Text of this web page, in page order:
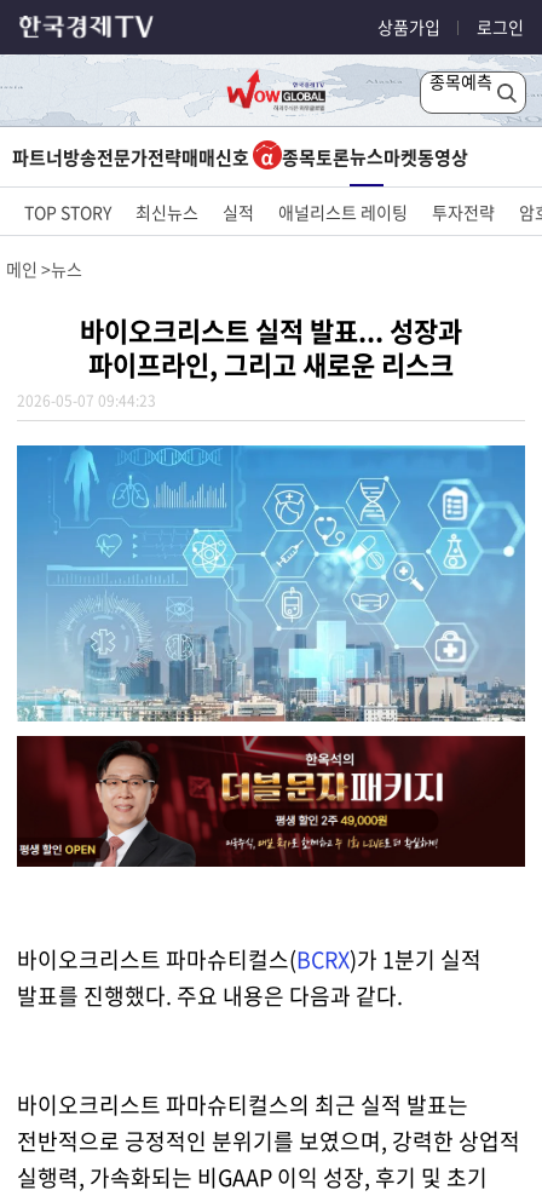
상품가입 로그인
종목예측
파트너방송전문가전략매매신호 종목토론뉴스마켓동영상
TOP STORY 최신뉴스 실적 애널리스트 레이팅 투자전략 암
메인 뉴스
바이오크리스트 실적 발표... 성장과
파이프라인, 그리고 새로운 리스크
2026-05-07 09:44:23
바이오크리스트 파마슈티컬스(BCRX)가 1분기 실적
발표를 진행했다. 주요 내용은 다음과 같다.
바이오크리스트 파마슈티컬스의 최근 실적 발표는
전반적으로 긍정적인 분위기를 보였으며, 강력한 상업적
실행력, 가속화되는 비GAAP 이익 성장, 후기 및 초기